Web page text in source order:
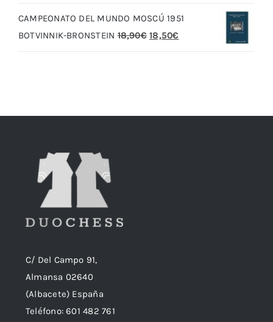
era:
20,00€.
CAMPEONATO DEL MUNDO MOSCÚ 1951
BOTVINNIK-BRONSTEIN 18,90€ El
18,50€
C/ Del Campo 91,
Almansa 02640
(Albacete) España
Teléfono:601 482 761